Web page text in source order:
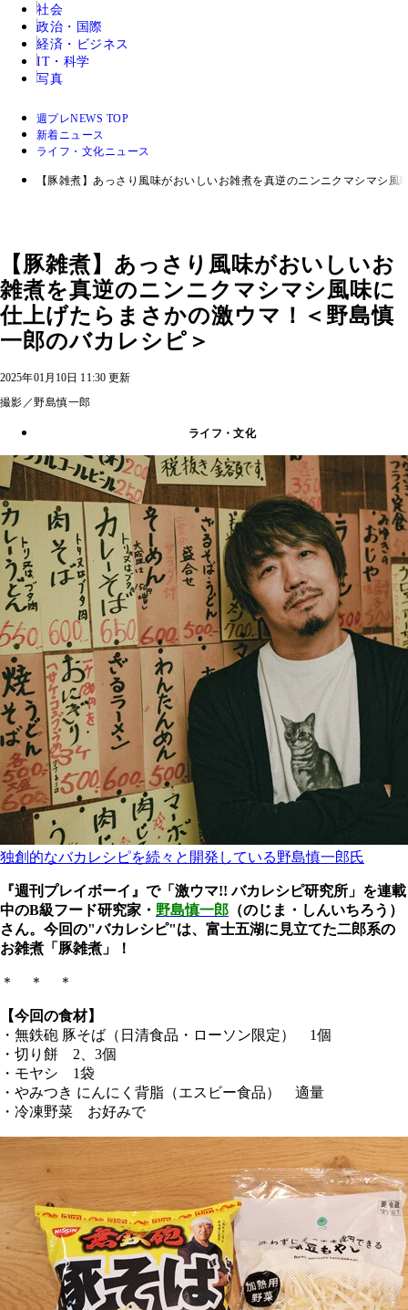
社会
政治・国際
経済・ビジネス
IT・科学
写真
週プレNEWS TOP
新着ニュース
ライフ・文化ニュース
【豚雑煮】あっさり風味がおいしいお雑煮を真逆のニンニクマシマシ
【豚雑煮】あっさり風味がおいしいお
雑煮を真逆のニンニクマシマシ風味に
仕上げたらまさかの激ウマ！＜野島慎
一郎のバカレシピ＞
2025年01月10日 11:30 更新
撮影／野島慎一郎
ライフ・文化
独創的なバカレシピを続々と開発している野島慎一郎氏
『週刊プレイボーイ』で「激ウマ!! バカレシピ研究所」を連載
中のB級フード研究家・ 野島慎一郎 （のじま・しんいちろう）
さん。今回の"バカレシピ"は、富士五湖に見立てた二郎系の
お雑煮「豚雑煮」！
＊ ＊ ＊
【今回の食材】
・無鉄砲 豚そば（日清食品・ローソン限定） 1個
・切り餅 2、3個
・モヤシ 1袋
・やみつき にんにく背脂（エスビー食品） 適量
・冷凍野菜 お好みで